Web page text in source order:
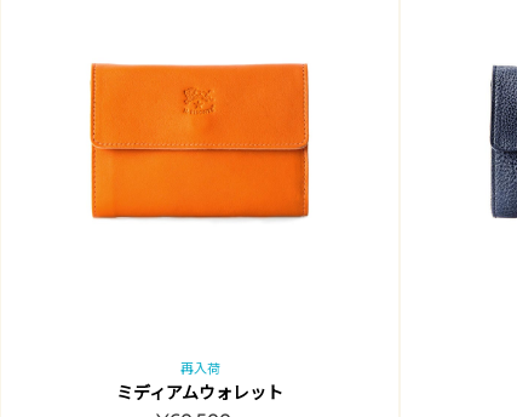
再入荷
ミディアムウォレット